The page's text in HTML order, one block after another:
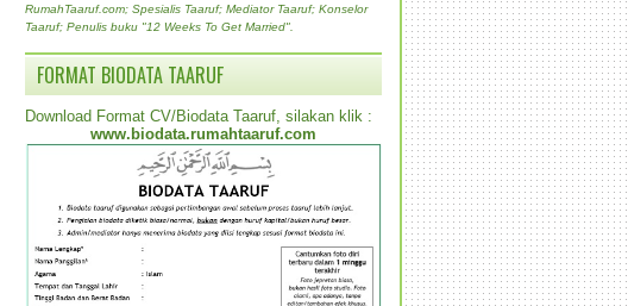
RumahTaaruf.com; Spesialis Taaruf; Mediator Taaruf; Konselor
Taaruf; Penulis buku "12 Weeks To Get Married".
FORMAT BIODATA TAARUF
Download Format CV/Biodata Taaruf, silakan klik :
www.biodata.rumahtaaruf.com